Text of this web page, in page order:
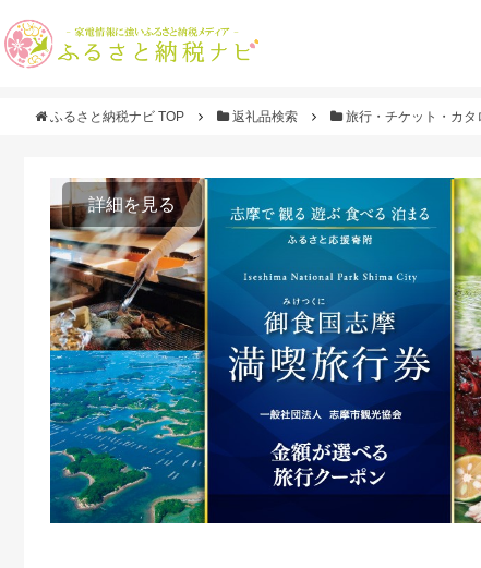
ふるさと納税ナビ TOP 返礼品検索 旅行・チケット・カタ
詳細を見る